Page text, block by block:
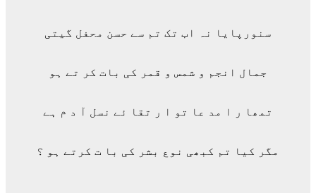
سنورپایا نہ اب تک تم سے حسن محفل گیتی
جمال انجم و شمس و قمر کی بات کر تے ہو
تمھا ر ا مد عا تو ا ر تقا ئے نسل آ د م ہے
مگر کیا تم کبھی نوع بشر کی با ت کرتے ہو ؟